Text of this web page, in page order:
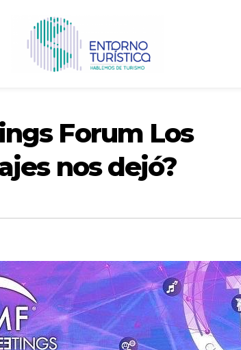
Forum Los
nos dejó?